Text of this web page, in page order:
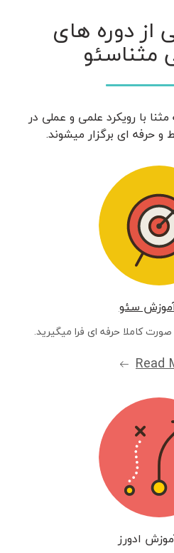
از دوره های
مثناسئو
با رویکرد علمی و عملی در
حرفه ای برگزار میشوند.
سئو
کاملا حرفه ای فرا میگیرید.
Read
ادورز